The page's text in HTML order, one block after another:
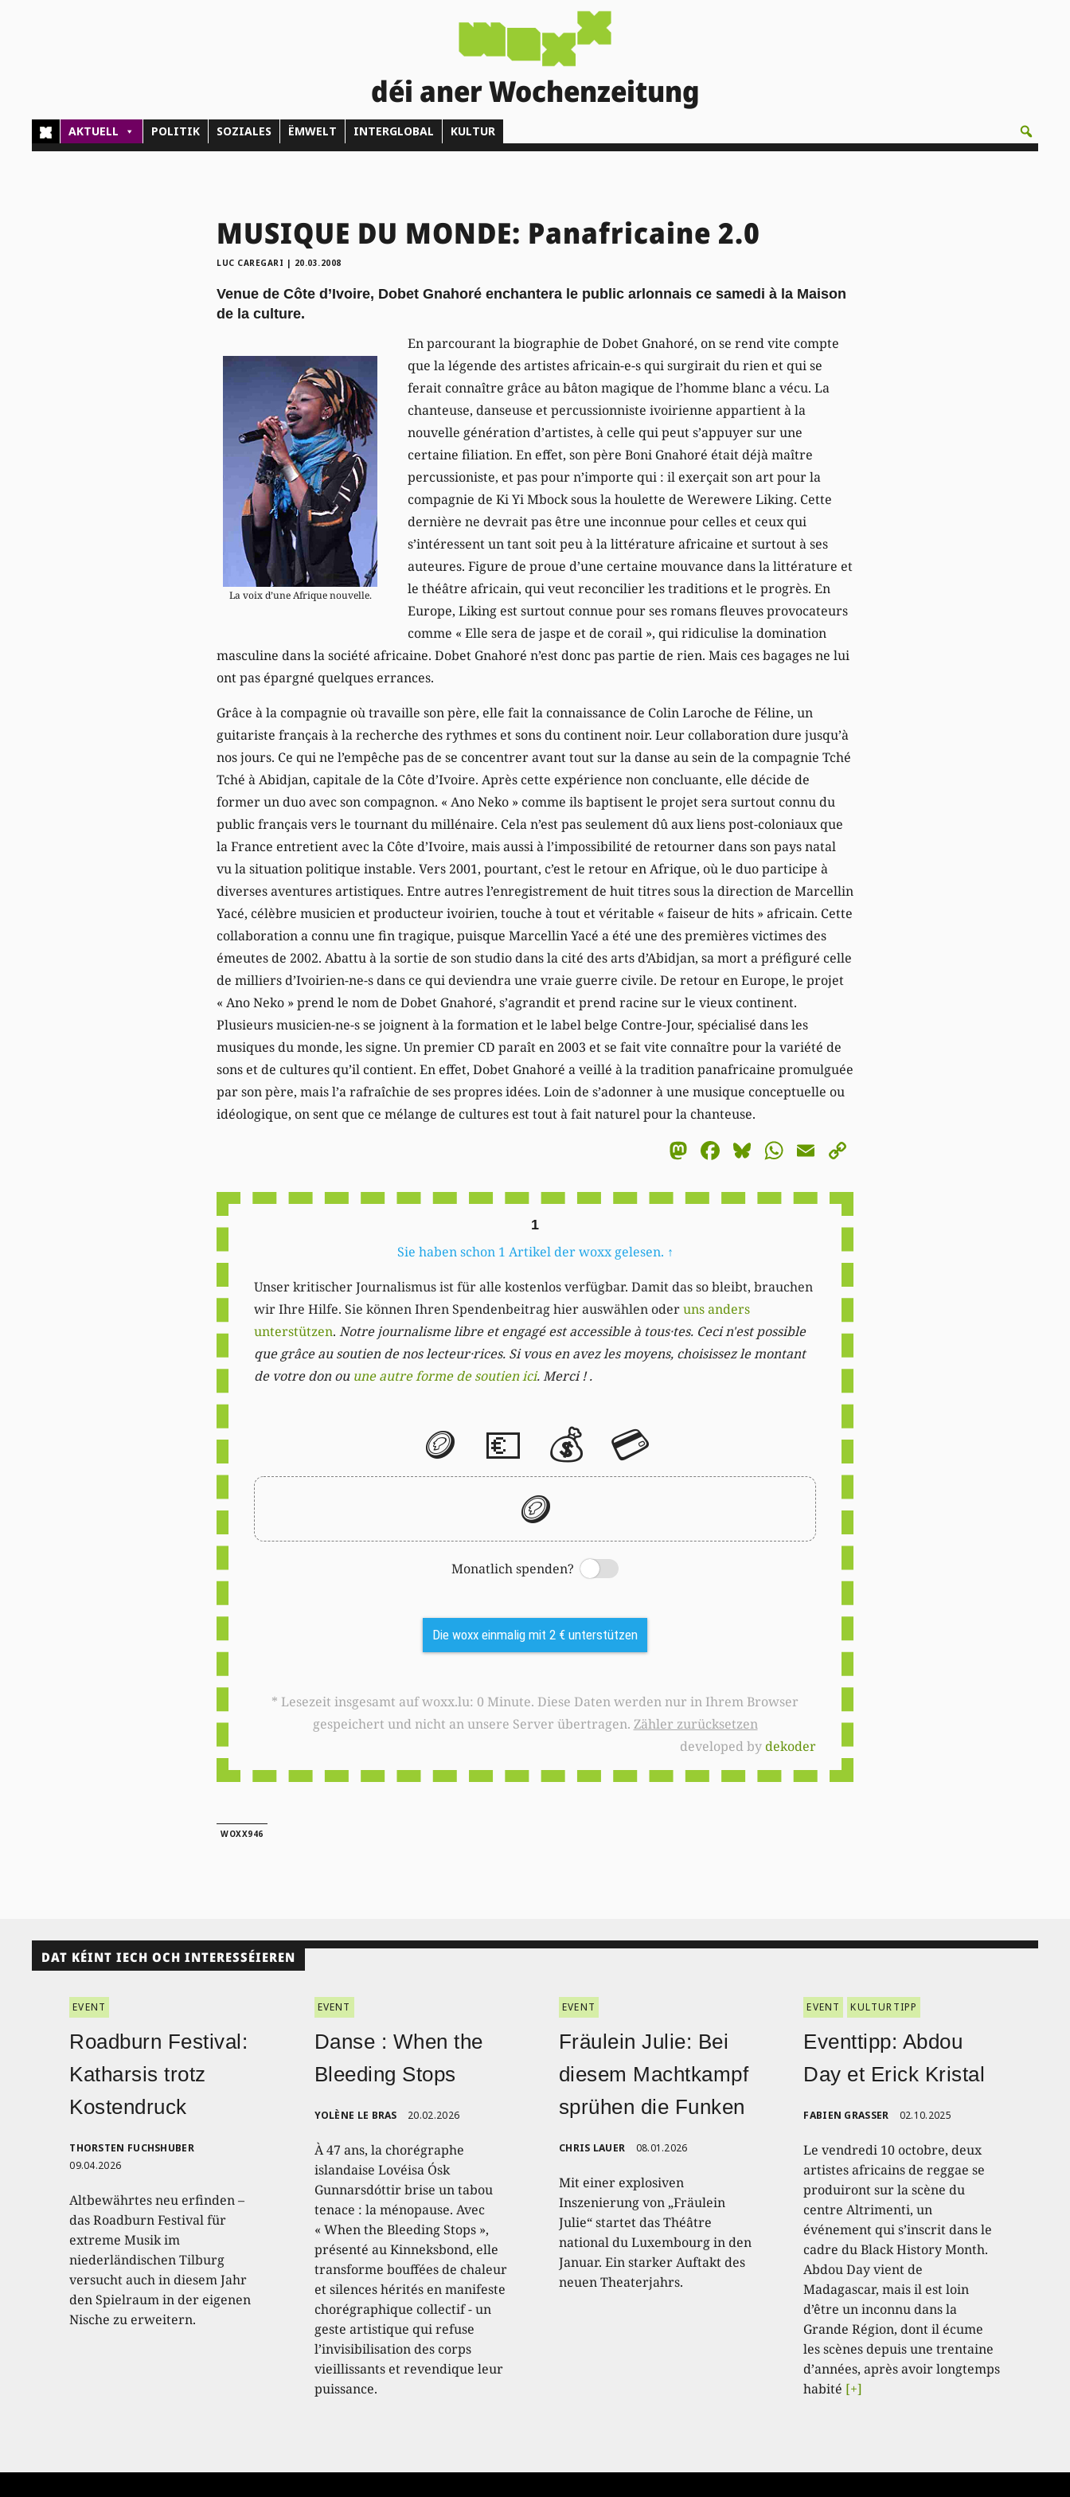
déi aner Wochenzeitung
AKTUELL POLITIK SOZIALES ËMWELT INTERGLOBAL KULTUR
MUSIQUE DU MONDE: Panafricaine 2.0
LUC CAREGARI | 20.03.2008
Venue de Côte d’Ivoire, Dobet Gnahoré enchantera le public arlonnais ce samedi à la Maison
de la culture.
La voix d’une Afrique nouvelle.
En parcourant la biographie de Dobet Gnahoré, on se rend vite compte
que la légende des artistes africain-e-s qui surgirait du rien et qui se
ferait connaître grâce au bâton magique de l’homme blanc a vécu. La
chanteuse, danseuse et percussionniste ivoirienne appartient à la
nouvelle génération d’artistes, à celle qui peut s’appuyer sur une
certaine filiation. En effet, son père Boni Gnahoré était déjà maître
percussioniste, et pas pour n’importe qui : il exerçait son art pour la
compagnie de Ki Yi Mbock sous la houlette de Werewere Liking. Cette
dernière ne devrait pas être une inconnue pour celles et ceux qui
s’intéressent un tant soit peu à la littérature africaine et surtout à ses
auteures. Figure de proue d’une certaine mouvance dans la littérature et
le théâtre africain, qui veut reconcilier les traditions et le progrès. En
Europe, Liking est surtout connue pour ses romans fleuves provocateurs
comme « Elle sera de jaspe et de corail », qui ridiculise la domination
masculine dans la société africaine. Dobet Gnahoré n’est donc pas partie de rien. Mais ces bagages ne lui
ont pas épargné quelques errances.
Grâce à la compagnie où travaille son père, elle fait la connaissance de Colin Laroche de Féline, un
guitariste français à la recherche des rythmes et sons du continent noir. Leur collaboration dure jusqu’à
nos jours. Ce qui ne l’empêche pas de se concentrer avant tout sur la danse au sein de la compagnie Tché
Tché à Abidjan, capitale de la Côte d’Ivoire. Après cette expérience non concluante, elle décide de
former un duo avec son compagnon. « Ano Neko » comme ils baptisent le projet sera surtout connu du
public français vers le tournant du millénaire. Cela n’est pas seulement dû aux liens post-coloniaux que
la France entretient avec la Côte d’Ivoire, mais aussi à l’impossibilité de retourner dans son pays natal
vu la situation politique instable. Vers 2001, pourtant, c’est le retour en Afrique, où le duo participe à
diverses aventures artistiques. Entre autres l’enregistrement de huit titres sous la direction de Marcellin
Yacé, célèbre musicien et producteur ivoirien, touche à tout et véritable « faiseur de hits » africain. Cette
collaboration a connu une fin tragique, puisque Marcellin Yacé a été une des premières victimes des
émeutes de 2002. Abattu à la sortie de son studio dans la cité des arts d’Abidjan, sa mort a préfiguré celle
de milliers d’Ivoirien-ne-s dans ce qui deviendra une vraie guerre civile. De retour en Europe, le projet
« Ano Neko » prend le nom de Dobet Gnahoré, s’agrandit et prend racine sur le vieux continent.
Plusieurs musicien-ne-s se joignent à la formation et le label belge Contre-Jour, spécialisé dans les
musiques du monde, les signe. Un premier CD paraît en 2003 et se fait vite connaître pour la variété de
sons et de cultures qu’il contient. En effet, Dobet Gnahoré a veillé à la tradition panafricaine promulguée
par son père, mais l’a rafraîchie de ses propres idées. Loin de s’adonner à une musique conceptuelle ou
idéologique, on sent que ce mélange de cultures est tout à fait naturel pour la chanteuse.
Mastodon
Facebook
Bluesky
WhatsApp
Email
1
Sie haben schon 1 Artikel der woxx gelesen. ↑
Unser kritischer Journalismus ist für alle kostenlos verfügbar. Damit das so bleibt, brauchen
wir Ihre Hilfe. Sie können Ihren Spendenbeitrag hier auswählen oderuns anders
unterstützen. Notre journalisme libre et engagé est accessible à tous·tes. Ceci n'est possible
que grâce au soutien de nos lecteur·rices. Si vous en avez les moyens, choisissez le montant
de votre don ou une autre forme de soutien ici. Merci ! .
🪙 💶 💰 💳
🪙
Monatlich spenden?
Switch
Die woxx einmalig mit 2 € unterstützen
* Lesezeit insgesamt auf woxx.lu: 0 Minute. Diese Daten werden nur in Ihrem Browser
gespeichert und nicht an unsere Server übertragen. Zähler zurücksetzen
developed bydekoder
WOXX946
DAT KÉINT IECH OCH INTERESSÉIEREN
EVENT
Roadburn Festival:
Katharsis trotz
Kostendruck
THORSTEN FUCHSHUBER
09.04.2026
Altbewährtes neu erfinden –
das Roadburn Festival für
extreme Musik im
niederländischen Tilburg
versucht auch in diesem Jahr
den Spielraum in der eigenen
Nische zu erweitern.
EVENT
Danse : When the
Bleeding Stops
YOLÈNE LE BRAS 20.02.2026
À 47 ans, la chorégraphe
islandaise Lovéisa Ósk
Gunnarsdóttir brise un tabou
tenace : la ménopause. Avec
« When the Bleeding Stops »,
présenté au Kinneksbond, elle
transforme bouffées de chaleur
et silences hérités en manifeste
chorégraphique collectif - un
geste artistique qui refuse
l’invisibilisation des corps
vieillissants et revendique leur
puissance.
EVENT
Fräulein Julie: Bei
diesem Machtkampf
sprühen die Funken
CHRIS LAUER 08.01.2026
Mit einer explosiven
Inszenierung von „Fräulein
Julie“ startet das Théâtre
national du Luxembourg in den
Januar. Ein starker Auftakt des
neuen Theaterjahrs.
EVENT KULTURTIPP
Eventtipp: Abdou
Day et Erick Kristal
FABIEN GRASSER 02.10.2025
Le vendredi 10 octobre, deux
artistes africains de reggae se
produiront sur la scène du
centre Altrimenti, un
événement qui s’inscrit dans le
cadre du Black History Month.
Abdou Day vient de
Madagascar, mais il est loin
d’être un inconnu dans la
Grande Région, dont il écume
les scènes depuis une trentaine
d’années, après avoir longtemps
habité [+]